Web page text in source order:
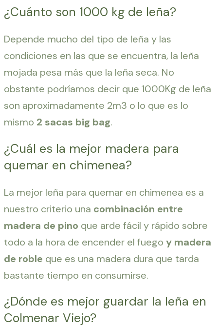
¿Cuánto son 1000 kg de leña?
Depende mucho del tipo de leña y las
condiciones en las que se encuentra, la leña
mojada pesa más que la leña seca. No
obstante podríamos decir que 1000Kg de leña
son aproximadamente 2m3 o lo que es lo
mismo 2 sacas big bag.
¿Cuál es la mejor madera para
quemar en chimenea?
La mejor leña para quemar en chimenea es a
nuestro criterio una combinación entre
madera de pino que arde fácil y rápido sobre
todo a la hora de encender el fuego y madera
de roble que es una madera dura que tarda
bastante tiempo en consumirse.
¿Dónde es mejor guardar la leña en
Colmenar Viejo?